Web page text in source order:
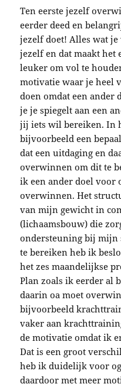
Ten eerste jezelf
eerder deed en
jezelf doet! Alles wat
jezelf en dat maakt
leuker om vol te
motivatie waar je heel
doen omdat een ander
je je spiegelt aan een
jij iets wil bereiken. In
bijvoorbeeld een
dat een uitdaging en
overwinnen om dit te
ik een ander doel
overwinnen. Het
van mijn gewicht in
(lichaamsbouw) die
ondersteuning bij mijn
te bereiken heb ik
het zes maandelijkse
Plan zoals ik eerder al
daarin oa moet
bijvoorbeeld
vaker aan
de motivatie omdat ik
Dat is een groot
heb ik duidelijk voor
daardoor met meer